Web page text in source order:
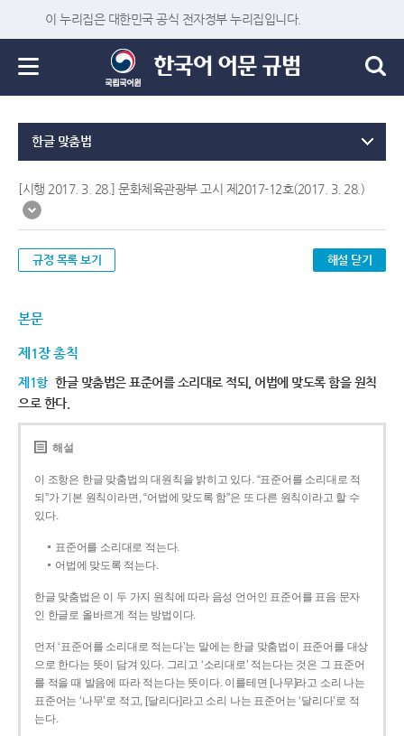
이 누리집은 대한민국 공식 전자정부 누리집입니다.
한글 맞춤법
[시행 2017. 3. 28.] 문화체육관광부 고시 제2017-12호(2017. 3. 28.)
규정 목록 보기 해설 닫기
본문
제1장 총칙
제1항 한글 맞춤법은 표준어를 소리대로 적되, 어법에 맞도록 함을 원칙
으로 한다.
해설
이 조항은 한글 맞춤법의 대원칙을 밝히고 있다. “표준어를 소리대로 적
되”가 기본 원칙이라면, “어법에 맞도록 함”은 또 다른 원칙이라고 할 수
있다.
표준어를 소리대로 적는다.
어법에 맞도록 적는다.
한글 맞춤법은 이 두 가지 원칙에 따라 음성 언어인 표준어를 표음 문자
인 한글로 올바르게 적는 방법이다.
먼저 ‘표준어를 소리대로 적는다’는 말에는 한글 맞춤법이 표준어를 대상
으로 한다는 뜻이 담겨 있다. 그리고 ‘소리대로’ 적는다는 것은 그 표준어
를 적을 때 발음에 따라 적는다는 뜻이다. 이를테면 [나무]라고 소리 나는
표준어는 ‘나무’로 적고, [달리다]라고 소리 나는 표준어는 ‘달리다’로 적
는다.